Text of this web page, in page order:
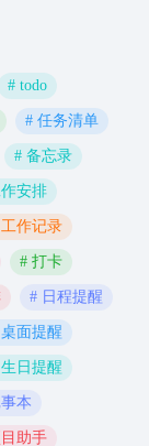
# todo
# 任务清单
# 备忘录
安排
作记录
# 打卡
# 日程提醒
面提醒
日提醒
本
助手